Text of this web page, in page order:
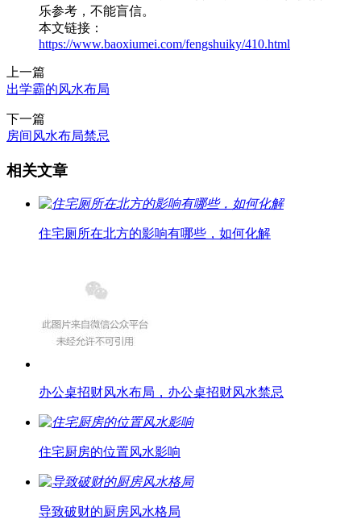
乐参考，不能盲信。
本文链接：
https://www.baoxiumei.com/fengshuiky/410.html
上一篇
出学霸的风水布局
下一篇
房间风水布局禁忌
相关文章
住宅厕所在北方的影响有哪些，如何化解
办公桌招财风水布局，办公桌招财风水禁忌
住宅厨房的位置风水影响
导致破财的厨房风水格局